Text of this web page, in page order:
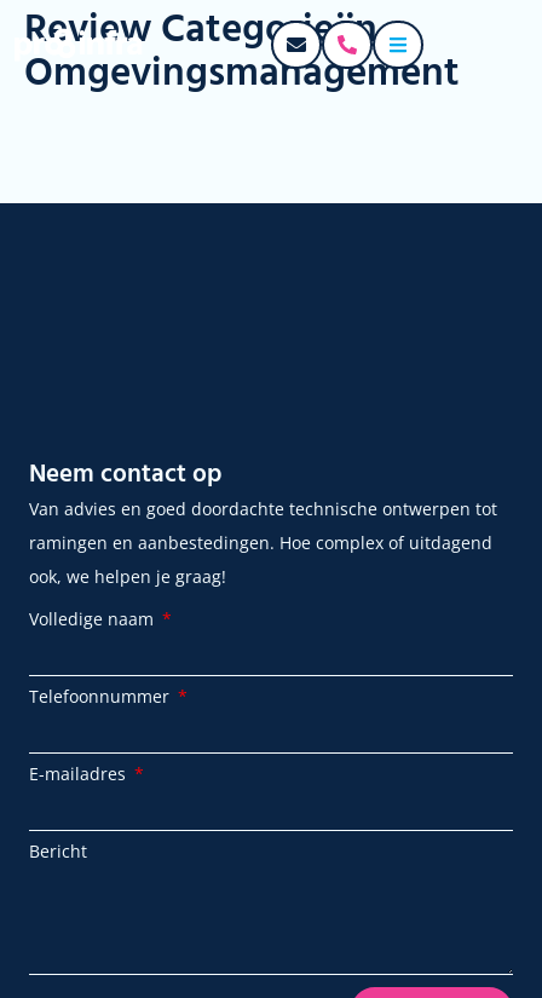
Review Categorieën :
Omgevingsmanagement
Neem contact op
Van advies en goed doordachte technische ontwerpen tot
ramingen en aanbestedingen. Hoe complex of uitdagend
ook, we helpen je graag!
Volledige naam
Telefoonnummer
E-mailadres
Bericht